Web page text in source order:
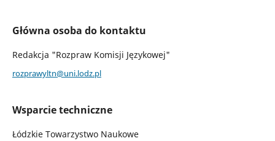
Główna osoba do kontaktu
Redakcja "Rozpraw Komisji Językowej"
rozprawyltn@uni.lodz.pl
Wsparcie techniczne
Łódzkie Towarzystwo Naukowe